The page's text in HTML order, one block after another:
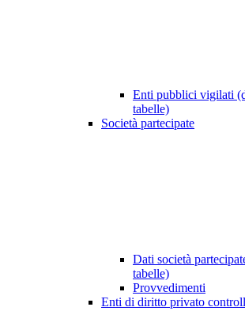
Enti pubblici vigilati
tabelle)
Società partecipate
Dati società
tabelle)
Provvedimenti
Enti di diritto privato